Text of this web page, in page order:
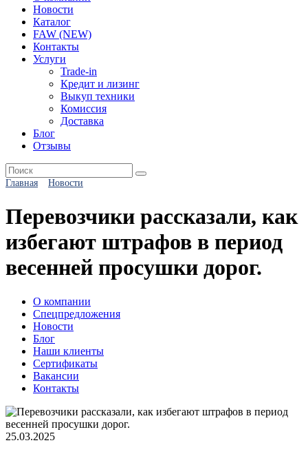
Новости
Каталог
FAW (NEW)
Контакты
Услуги
Trade-in
Кредит и лизинг
Выкуп техники
Комиссия
Доставка
Блог
Отзывы
Главная Новости
Перевозчики рассказали, как
избегают штрафов в период
весенней просушки дорог.
О компании
Спецпредложения
Новости
Блог
Наши клиенты
Сертификаты
Вакансии
Контакты
25.03.2025